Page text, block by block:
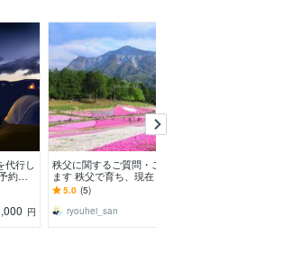
代行し
約受
約し
円
秩父に関するご質問・ご依頼承り
ます 秩父で育ち、現在も休日は
秩父滞在が多く、秩父を満喫して
います
5.0 (5)
ryouhei_san